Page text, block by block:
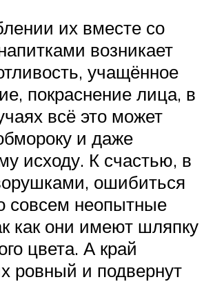
их вместе со
возникает
учащённое
покраснение лица, в
всё это может
и даже
исходу. К счастью, в
ошибиться
совсем неопытные
как они имеют шляпку
цвета. А край
ровный и подвернут